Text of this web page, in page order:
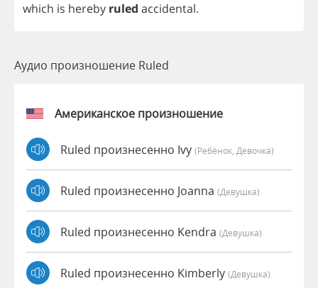
which is hereby ruled accidental.
Аудио произношение Ruled
Американское произношение
Ruled произнесенно Ivy (Ребёнок, Девочка)
Ruled произнесенно Joanna (девушка)
Ruled произнесенно Kendra (девушка)
Ruled произнесенно Kimberly (девушка)